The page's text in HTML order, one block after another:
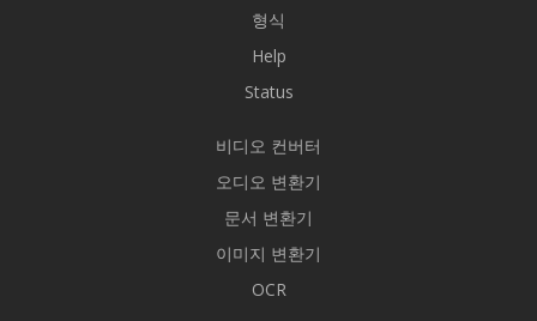
형식
Help
Status
비디오 컨버터
오디오 변환기
문서 변환기
이미지 변환기
OCR